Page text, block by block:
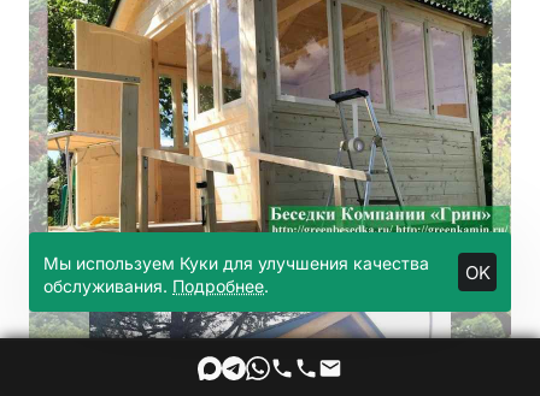
Мы используем Куки для улучшения качества
обслуживания. Подробнее.
OK